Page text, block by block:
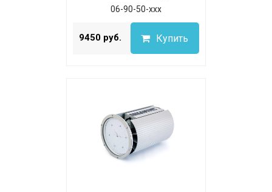
06-90-50-xxx
9450 руб. Купить